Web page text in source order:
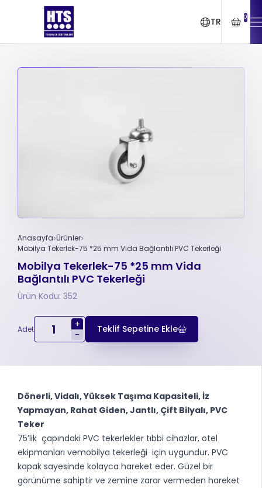
TR 0
Anasayfa Ürünler
Mobilya Tekerlek-75 *25 mm Vida Bağlantılı PVC Tekerleği
Mobilya Tekerlek-75 *25 mm Vida
Bağlantılı PVC Tekerleği
Ürün Kodu: 352
Adet
+
-
Teklif Sepetine Ekle
Dönerli, Vidalı, Yüksek Taşıma Kapasiteli, İz
Yapmayan, Rahat Giden, Jantlı, Çift Bilyalı, PVC
Teker
75’lik çapındaki PVC tekerlekler tıbbi cihazlar, otel
ekipmanları vemobilya tekerleği için uygundur. PVC
kapak sayesinde kolayca hareket eder. Güzel bir
görünüme sahiptir ve zemine zarar vermeden hareket